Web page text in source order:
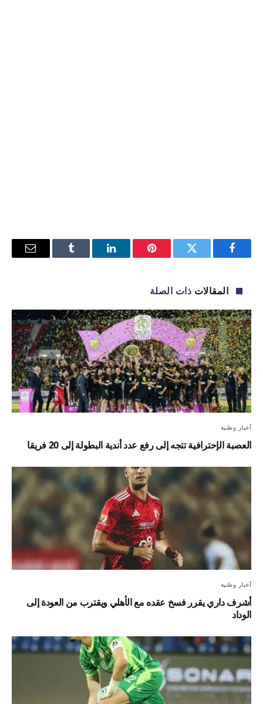
فيسبوك تويتر بينتيريستلينكدإن Tumblr
البريد
المقالات ذات الصلة
أخبار وطنية
العصبة الإحترافية تتجه إلى رفع عدد أندية البطولة إلى 20 فريقا
أخبار وطنية
أشرف داري يقرر فسخ عقده مع الأهلي ويقترب من العودة إلى
الوداد